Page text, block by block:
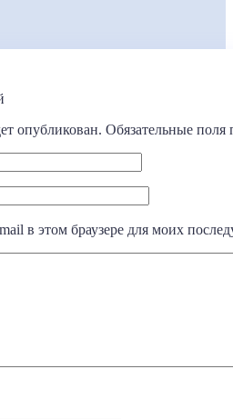
опубликован. Обязательные
в этом браузере для моих